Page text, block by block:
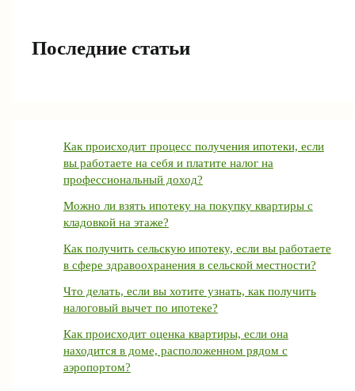
Последние статьи
Как происходит процесс получения ипотеки, если
вы работаете на себя и платите налог на
профессиональный доход?
Можно ли взять ипотеку на покупку квартиры с
кладовкой на этаже?
Как получить сельскую ипотеку, если вы работаете
в сфере здравоохранения в сельской местности?
Что делать, если вы хотите узнать, как получить
налоговый вычет по ипотеке?
Как происходит оценка квартиры, если она
находится в доме, расположенном рядом с
аэропортом?